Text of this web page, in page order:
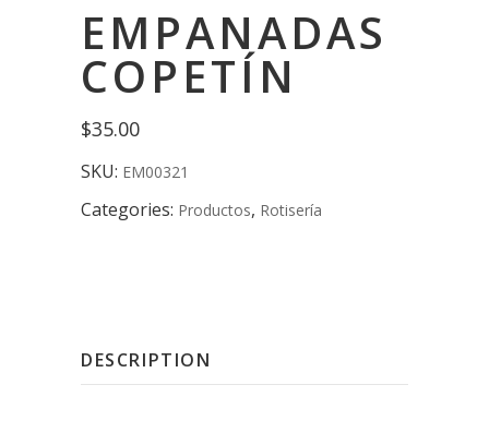
EMPANADAS
COPETÍN
$35.00
SKU: EM00321
Categories: Productos, Rotisería
DESCRIPTION